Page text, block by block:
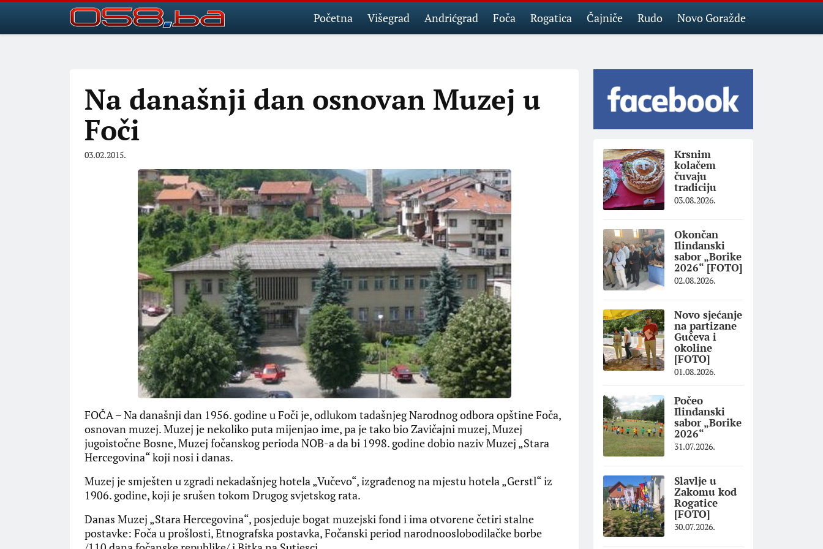
Početna Višegrad Andrićgrad Foča Rogatica Čajniče Rudo Novo Goražde
Na današnji dan osnovan Muzej u
Foči
03.02.2015.
FOČA – Na današnji dan 1956. godine u Foči je, odlukom tadašnjeg Narodnog odbora opštine Foča,
osnovan muzej. Muzej je nekoliko puta mijenjao ime, pa je tako bio Zavičajni muzej, Muzej
jugoistočne Bosne, Muzej fočanskog perioda NOB-a da bi 1998. godine dobio naziv Muzej „Stara
Hercegovina“ koji nosi i danas.
Muzej je smješten u zgradi nekadašnjeg hotela „Vučevo“, izgrađenog na mjestu hotela „Gerstl“ iz
1906. godine, koji je srušen tokom Drugog svjetskog rata.
Danas Muzej „Stara Hercegovina“, posjeduje bogat muzejski fond i ima otvorene četiri stalne
postavke: Foča u prošlosti, Etnografska postavka, Fočanski period narodnooslobodilačke borbe
Krsnim
kolačem
čuvaju
tradiciju
03.08.2026.
Okončan
Ilindanski
sabor „Borike
2026“ [FOTO]
02.08.2026.
Novo sjećanje
na partizane
Gučeva i
okoline
[FOTO]
01.08.2026.
Počeo
Ilindanski
sabor „Borike
2026“
31.07.2026.
Slavlje u
Zakomu kod
Rogatice
[FOTO]
30.07.2026.